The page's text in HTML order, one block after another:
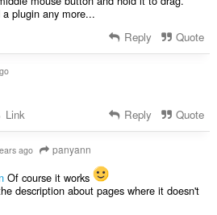
plugin any more...
Reply Quote
Link Reply Quote
ago panyann
Of course it works
description about pages where it doesn't